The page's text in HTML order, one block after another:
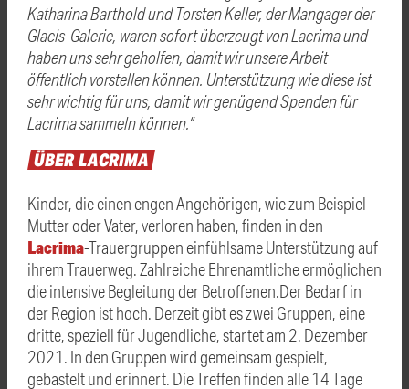
Katharina Barthold und Torsten Keller, der Mangager der
Glacis-Galerie, waren sofort überzeugt von Lacrima und
haben uns sehr geholfen, damit wir unsere Arbeit
öffentlich vorstellen können. Unterstützung wie diese ist
sehr wichtig für uns, damit wir genügend Spenden für
Lacrima sammeln können.“
ÜBERLACRIMA
Kinder, die einen engen Angehörigen, wie zum Beispiel
Mutter oder Vater, verloren haben, finden in den
Lacrima-Trauergruppen einfühlsame Unterstützung auf
ihrem Trauerweg. Zahlreiche Ehrenamtliche ermöglichen
die intensive Begleitung der Betroffenen.Der Bedarf in
der Region ist hoch. Derzeit gibt es zwei Gruppen, eine
dritte, speziell für Jugendliche, startet am 2. Dezember
2021. In den Gruppen wird gemeinsam gespielt,
gebastelt und erinnert. Die Treffen finden alle 14 Tage